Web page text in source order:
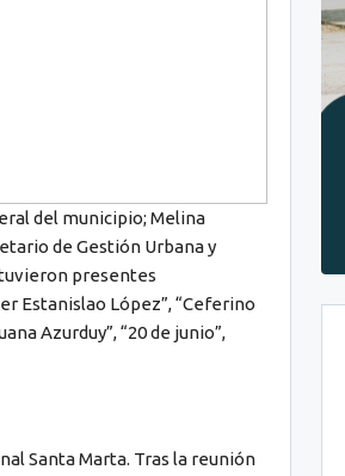
del municipio; Melina
de Gestión Urbana y
presentes
Estanislao López”, “Ceferino
Azurduy”, “20 de junio”,
Santa Marta. Tras la reunión